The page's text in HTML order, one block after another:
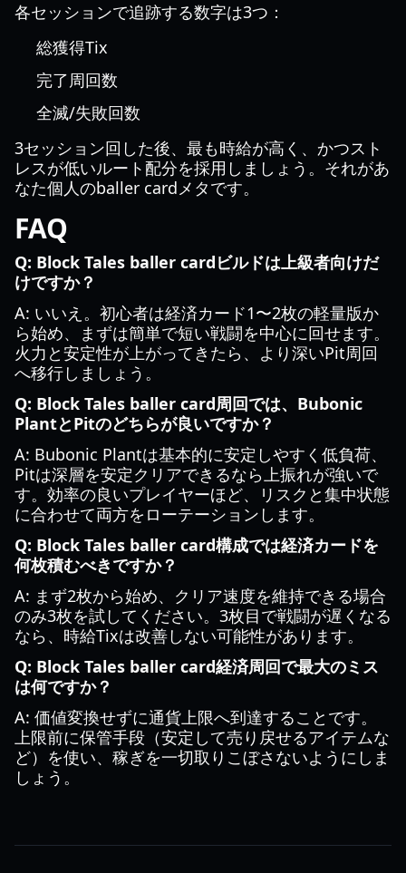
各セッションで追跡する数字は3つ：
総獲得Tix
完了周回数
全滅/失敗回数
3セッション回した後、最も時給が高く、かつスト
レスが低いルート配分を採用しましょう。それがあ
なた個人のballer cardメタです。
FAQ
Q: Block Tales baller cardビルドは上級者向けだ
けですか？
A: いいえ。初心者は経済カード1〜2枚の軽量版か
ら始め、まずは簡単で短い戦闘を中心に回せます。
火力と安定性が上がってきたら、より深いPit周回
へ移行しましょう。
Q: Block Tales baller card周回では、Bubonic
PlantとPitのどちらが良いですか？
A: Bubonic Plantは基本的に安定しやすく低負荷、
Pitは深層を安定クリアできるなら上振れが強いで
す。効率の良いプレイヤーほど、リスクと集中状態
に合わせて両方をローテーションします。
Q: Block Tales baller card構成では経済カードを
何枚積むべきですか？
A: まず2枚から始め、クリア速度を維持できる場合
のみ3枚を試してください。3枚目で戦闘が遅くなる
なら、時給Tixは改善しない可能性があります。
Q: Block Tales baller card経済周回で最大のミス
は何ですか？
A: 価値変換せずに通貨上限へ到達することです。
上限前に保管手段（安定して売り戻せるアイテムな
ど）を使い、稼ぎを一切取りこぼさないようにしま
しょう。